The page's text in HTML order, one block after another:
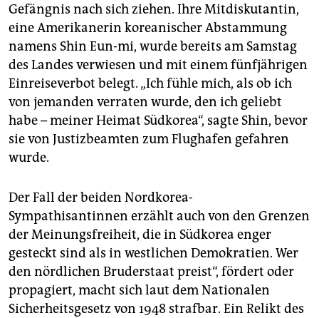
Gefängnis nach sich ziehen. Ihre Mitdiskutantin,
eine Amerikanerin koreanischer Abstammung
namens Shin Eun-mi, wurde bereits am Samstag
des Landes verwiesen und mit einem fünfjährigen
Einreiseverbot belegt. „Ich fühle mich, als ob ich
von jemanden verraten wurde, den ich geliebt
habe – meiner Heimat Südkorea“, sagte Shin, bevor
sie von Justizbeamten zum Flughafen gefahren
wurde.
Der Fall der beiden Nordkorea-
Sympathisantinnen erzählt auch von den Grenzen
der Meinungsfreiheit, die in Südkorea enger
gesteckt sind als in westlichen Demokratien. Wer
den nördlichen Bruderstaat preist“, fördert oder
propagiert, macht sich laut dem Nationalen
Sicherheitsgesetz von 1948 strafbar. Ein Relikt des